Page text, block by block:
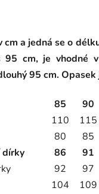
a jedná se o
cm, je vhodné
95 cm.
85 90
110 115
80 85
dírky
86 91
92 97
104 109